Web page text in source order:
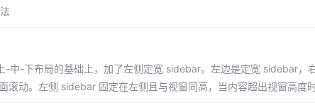
中-下布局的基础上，加了左侧定宽 sidebar。左边是定宽 sidebar，
滚动。左侧 sidebar 固定在左侧且与视窗同高，当内容超出视窗高度